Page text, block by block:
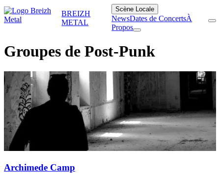
BREIZH
METAL
Scène Locale
NewsDates de ConcertsÀ
Propos
Groupes de Post-Punk
Archimede Camp